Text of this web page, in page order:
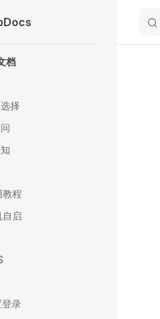
档
择
教程
自启
录